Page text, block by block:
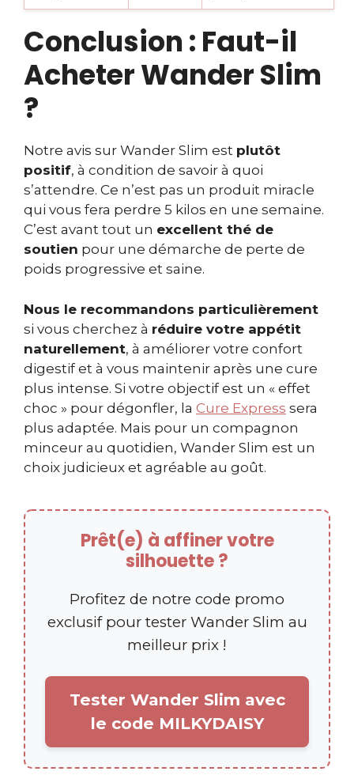
Conclusion : Faut-il
Acheter Wander Slim
?
Notre avis sur Wander Slim est plutôt
positif, à condition de savoir à quoi
s’attendre. Ce n’est pas un produit miracle
qui vous fera perdre 5 kilos en une semaine.
C’est avant tout un excellent thé de
soutien pour une démarche de perte de
poids progressive et saine.
Nous le recommandons particulièrement
si vous cherchez à réduire votre appétit
naturellement, à améliorer votre confort
digestif et à vous maintenir après une cure
plus intense. Si votre objectif est un « effet
choc » pour dégonfler, la Cure Express sera
plus adaptée. Mais pour un compagnon
minceur au quotidien, Wander Slim est un
choix judicieux et agréable au goût.
Prêt(e) à affiner votre
silhouette ?
Profitez de notre code promo
exclusif pour tester Wander Slim au
meilleur prix !
Tester Wander Slim avec
le code MILKYDAISY